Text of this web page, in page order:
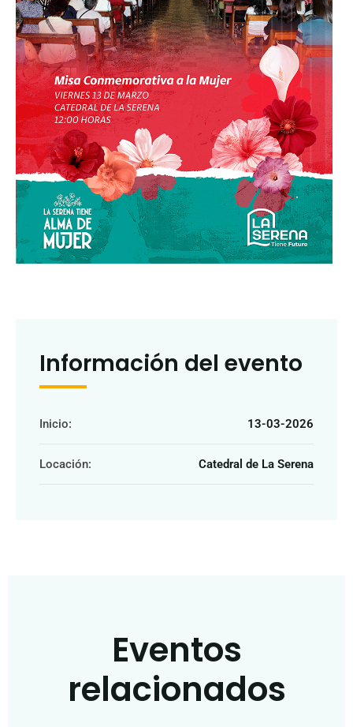
Información del evento
Inicio: 13-03-2026
Locación: Catedral de La Serena
Eventos
relacionados